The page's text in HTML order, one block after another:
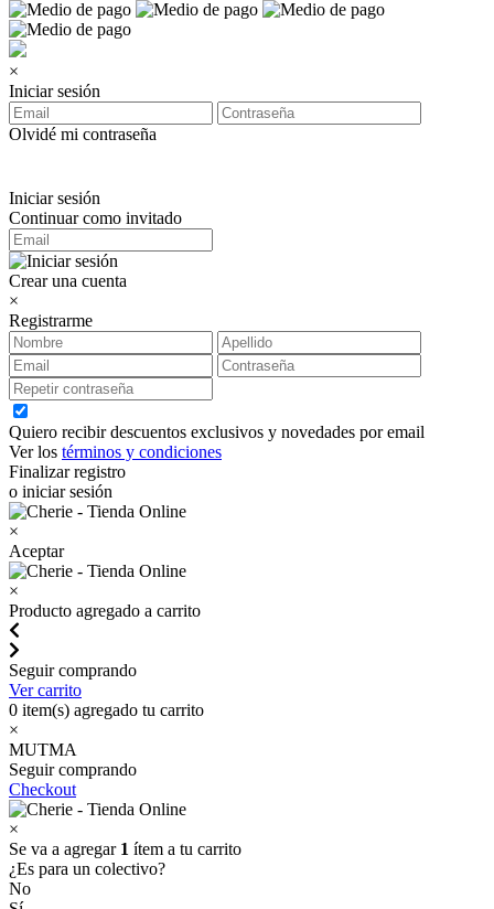
×
Iniciar sesión
Olvidé mi contraseña
Iniciar sesión
Continuar como invitado
Crear una cuenta
×
Registrarme
Quiero recibir descuentos exclusivos y novedades por email
Ver los términos y condiciones
Finalizar registro
o iniciar sesión
×
Aceptar
×
Producto agregado a carrito
Seguir comprando
Ver carrito
0 item(s) agregado tu carrito
×
MUTMA
Seguir comprando
Checkout
×
Se va a agregar 1 ítem a tu carrito
¿Es para un colectivo?
No